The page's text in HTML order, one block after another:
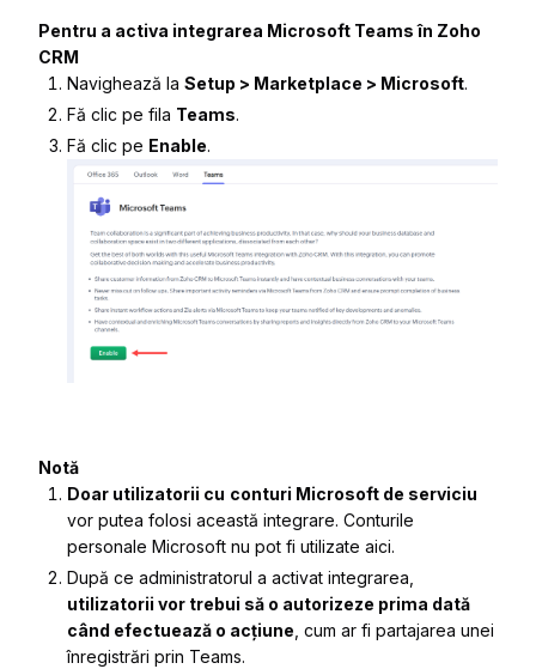
Pentru a activa integrarea Microsoft Teams în Zoho
CRM
Navighează la Setup > Marketplace > Microsoft.
Fă clic pe fila Teams.
Fă clic pe Enable.
Notă
Doar utilizatorii cu conturi Microsoft de serviciu
vor putea folosi această integrare. Conturile
personale Microsoft nu pot fi utilizate aici.
După ce administratorul a activat integrarea,
utilizatorii vor trebui să o autorizeze prima dată
când efectuează o acțiune, cum ar fi partajarea unei
înregistrări prin Teams.